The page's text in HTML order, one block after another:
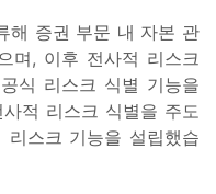
해 증권 부문 내 자본 관
며, 이후 전사적 리스크
식 리스크 식별 기능을
적 리스크 식별을 주도
스크 기능을 설립했습